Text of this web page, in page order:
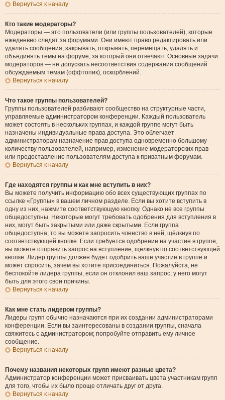
Вернуться к началу
Кто такие модераторы?
Модераторы — это пользователи (или группы пользователей), которые
ежедневно следят за форумами. Они имеют право редактировать или
удалять сообщения, закрывать, открывать, перемещать, удалять и
объединять темы на форуме, за который они отвечают. Основные задачи
модераторов — не допускать несоответствия содержания сообщений
обсуждаемым темам (оффтопик), оскорблений.
Вернуться к началу
Что такое группы пользователей?
Группы пользователей разбивают сообщество на структурные части,
управляемые администратором конференции. Каждый пользователь
может состоять в нескольких группах, и каждой группе могут быть
назначены индивидуальные права доступа. Это облегчает
администраторам назначение прав доступа одновременно большому
количеству пользователей, например, изменение модераторских прав
или предоставление пользователям доступа к приватным форумам.
Вернуться к началу
Где находятся группы и как мне вступить в них?
Вы можете получить информацию обо всех существующих группах по
ссылке «Группы» в вашем личном разделе. Если вы хотите вступить в
одну из них, нажмите соответствующую кнопку. Однако не все группы
общедоступны. Некоторые могут требовать одобрения для вступления в
них, могут быть закрытыми или даже скрытыми. Если группа
общедоступна, то вы можете запросить членство в ней, щёлкнув по
соответствующей кнопке. Если требуется одобрение на участие в группе,
вы можете отправить запрос на вступление, щёлкнув по соответствующей
кнопке. Лидер группы должен будет одобрить ваше участие в группе и
может спросить, зачем вы хотите присоединиться. Пожалуйста, не
беспокойте лидера группы, если он отклонил ваш запрос; у него могут
быть для этого свои причины.
Вернуться к началу
Как мне стать лидером группы?
Лидеры групп обычно назначаются при их создании администраторами
конференции. Если вы заинтересованы в создании группы, сначала
свяжитесь с администратором; попробуйте отправить ему личное
сообщение.
Вернуться к началу
Почему названия некоторых групп имеют разные цвета?
Администратор конференции может присваивать цвета участникам групп
для того, чтобы их было проще отличать друг от друга.
Вернуться к началу